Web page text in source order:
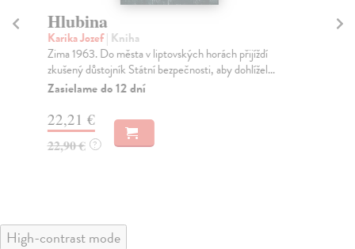
Hlubina
Karika Jozef| Kniha
Zima 1963. Do města v liptovských horách přijíždí
zkušený důstojník Státní bezpečnosti, aby dohlížel...
Zasielame do 12 dní
22,21 €
22,90 € ?
High-contrast mode